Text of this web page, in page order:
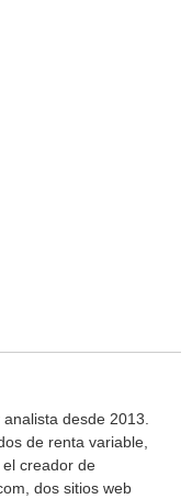
desde 2013.
de renta variable,
creador de
dos sitios web